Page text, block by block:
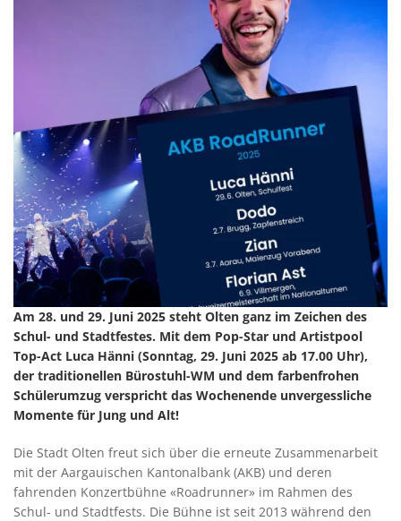
Am 28. und 29. Juni 2025 steht Olten ganz im Zeichen des
Schul- und Stadtfestes. Mit dem Pop-Star und Artistpool
Top-Act Luca Hänni (Sonntag, 29. Juni 2025 ab 17.00 Uhr),
der traditionellen Bürostuhl-WM und dem farbenfrohen
Schülerumzug verspricht das Wochenende unvergessliche
Momente für Jung und Alt!
Die Stadt Olten freut sich über die erneute Zusammenarbeit
mit der Aargauischen Kantonalbank (AKB) und deren
fahrenden Konzertbühne «Roadrunner» im Rahmen des
Schul- und Stadtfests. Die Bühne ist seit 2013 während den